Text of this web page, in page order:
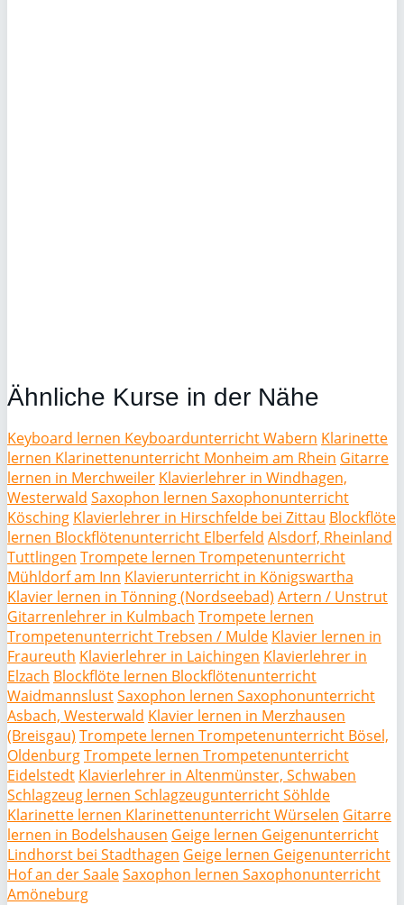
Ähnliche Kurse in der Nähe
Keyboard lernen Keyboardunterricht Wabern Klarinette
lernen Klarinettenunterricht Monheim am Rhein Gitarre
lernen in Merchweiler Klavierlehrer in Windhagen,
Westerwald Saxophon lernen Saxophonunterricht
Kösching Klavierlehrer in Hirschfelde bei Zittau Blockflöte
lernen Blockflötenunterricht Elberfeld Alsdorf, Rheinland
Tuttlingen Trompete lernen Trompetenunterricht
Mühldorf am Inn Klavierunterricht in Königswartha
Klavier lernen in Tönning (Nordseebad) Artern / Unstrut
Gitarrenlehrer in Kulmbach Trompete lernen
Trompetenunterricht Trebsen / Mulde Klavier lernen in
Fraureuth Klavierlehrer in Laichingen Klavierlehrer in
Elzach Blockflöte lernen Blockflötenunterricht
WaidmannslustSaxophon lernen Saxophonunterricht
Asbach, Westerwald Klavier lernen in Merzhausen
(Breisgau) Trompete lernen Trompetenunterricht Bösel,
OldenburgTrompete lernen Trompetenunterricht
Eidelstedt Klavierlehrer in Altenmünster, Schwaben
Schlagzeug lernen Schlagzeugunterricht Söhlde
Klarinette lernen Klarinettenunterricht Würselen Gitarre
lernen in Bodelshausen Geige lernen Geigenunterricht
Lindhorst bei Stadthagen Geige lernen Geigenunterricht
Hof an der SaaleSaxophon lernen Saxophonunterricht
Amöneburg